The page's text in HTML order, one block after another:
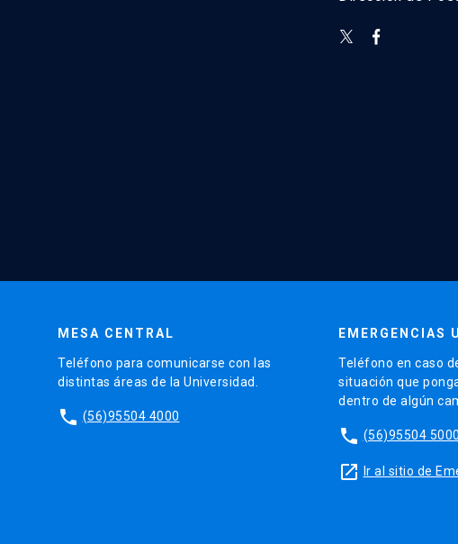
MESA CENTRAL
Teléfono para comunicarse con las
distintas áreas de la Universidad.
phone (56)95504 4000
EMERGENCIAS
Teléfono en caso
situación que
dentro de algún
phone (56)95504 5000
launch Ir al sitio de